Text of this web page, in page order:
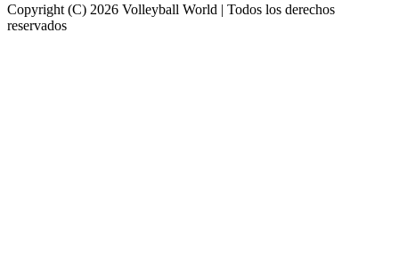
Copyright (C) 2026 Volleyball World | Todos los derechos
reservados